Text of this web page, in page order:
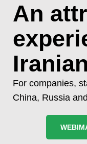
An
For companies,
China, Russia